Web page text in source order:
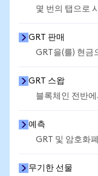
몇 번의 탭으로
GRT 판매
GRT을(를) 현금
GRT 스왑
블록체인 전반
예측
GRT 및 암호화
무기한 선물